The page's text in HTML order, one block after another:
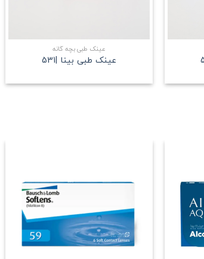
عینک طبی بچه گانه
عینک طبی بینا |531
علاقه
علاقه
مندی